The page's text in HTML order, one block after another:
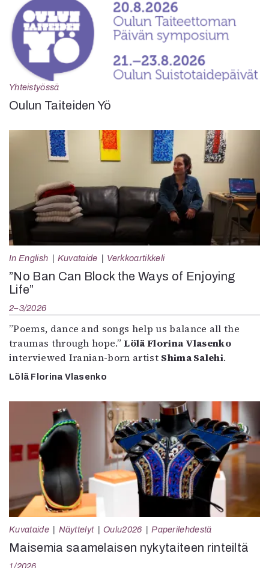
Yhteistyössä
Oulun Taiteiden Yö
In English Kuvataide Verkkoartikkeli
”No Ban Can Block the Ways of Enjoying
Life”
2–3/2026
”Poems, dance and songs help us balance all the
traumas through hope.”Lölä Florina Vlasenko
interviewed Iranian-born artist Shima Salehi.
Lölä Florina Vlasenko
Kuvataide Näyttelyt Oulu2026 Paperilehdestä
Maisemia saamelaisen nykytaiteen rinteiltä